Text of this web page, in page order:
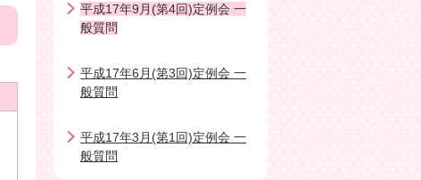
平成17年9月(第4回)定例会 一
般質問
平成17年6月(第3回)定例会 一
般質問
平成17年3月(第1回)定例会 一
般質問